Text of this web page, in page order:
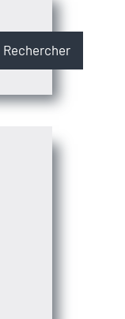
Rechercher